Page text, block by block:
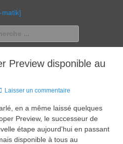
matik]
Preview disponible au
Laisser un commentaire
en a même laissé quelques
Preview, le successeur de
étape aujourd'hui en passant
disponible à tous au